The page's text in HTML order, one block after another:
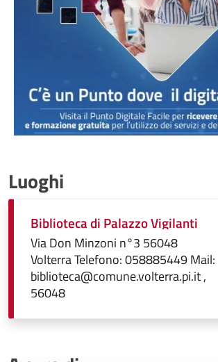
Luoghi
Biblioteca di Palazzo Vigilanti
Via Don Minzoni n°3 56048
Volterra Telefono: 058885449 Mail:
biblioteca@comune.volterra.pi.it ,
56048